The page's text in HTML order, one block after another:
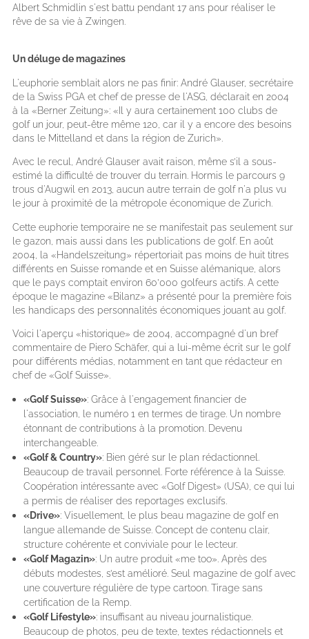
Albert Schmidlin s'est battu pendant 17 ans pour réaliser le
rêve de sa vie à Zwingen.
Un déluge de magazines
L'euphorie semblait alors ne pas finir: André Glauser, secrétaire
de la Swiss PGA et chef de presse de l'ASG, déclarait en 2004
à la «Berner Zeitung»: «Il y aura certainement 100 clubs de
golf un jour, peut-être même 120, car il y a encore des besoins
dans le Mittelland et dans la région de Zurich».
Avec le recul, André Glauser avait raison, même s’il a sous-
estimé la difficulté de trouver du terrain. Hormis le parcours 9
trous d'Augwil en 2013, aucun autre terrain de golf n'a plus vu
le jour à proximité de la métropole économique de Zurich.
Cette euphorie temporaire ne se manifestait pas seulement sur
le gazon, mais aussi dans les publications de golf. En août
2004, la «Handelszeitung» répertoriait pas moins de huit titres
différents en Suisse romande et en Suisse alémanique, alors
que le pays comptait environ 60’000 golfeurs actifs. A cette
époque le magazine «Bilanz» a présenté pour la première fois
les handicaps des personnalités économiques jouant au golf.
Voici l'aperçu «historique» de 2004, accompagné d'un bref
commentaire de Piero Schäfer, qui a lui-même écrit sur le golf
pour différents médias, notamment en tant que rédacteur en
chef de «Golf Suisse».
«Golf Suisse»: Grâce à l'engagement financier de
l'association, le numéro 1 en termes de tirage. Un nombre
étonnant de contributions à la promotion. Devenu
interchangeable.
«Golf & Country»: Bien géré sur le plan rédactionnel.
Beaucoup de travail personnel. Forte référence à la Suisse.
Coopération intéressante avec «Golf Digest» (USA), ce qui lui
a permis de réaliser des reportages exclusifs.
«Drive»: Visuellement, le plus beau magazine de golf en
langue allemande de Suisse. Concept de contenu clair,
structure cohérente et conviviale pour le lecteur.
«Golf Magazin»: Un autre produit «me too». Après des
débuts modestes, s’est amélioré. Seul magazine de golf avec
une couverture régulière de type cartoon. Tirage sans
certification de la Remp.
«Golf Lifestyle»: insuffisant au niveau journalistique.
Beaucoup de photos, peu de texte, textes rédactionnels et